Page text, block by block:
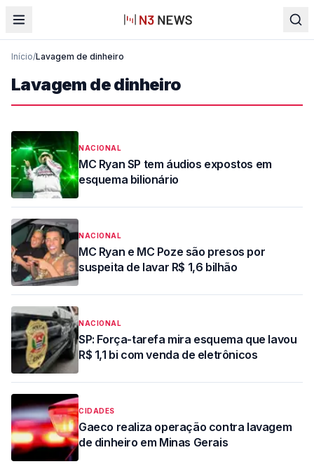
Início/Lavagem de dinheiro
Lavagem de dinheiro
NACIONAL
MC Ryan SP tem áudios expostos em
esquema bilionário
NACIONAL
MC Ryan e MC Poze são presos por
suspeita de lavar R$ 1,6 bilhão
NACIONAL
SP: Força-tarefa mira esquema que lavou
R$ 1,1 bi com venda de eletrônicos
CIDADES
Gaeco realiza operação contra lavagem
de dinheiro em Minas Gerais